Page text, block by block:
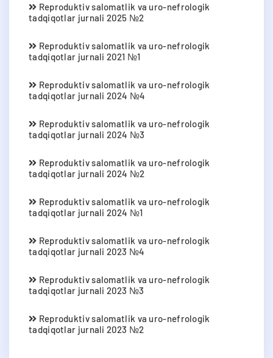
Reproduktiv salomatlik va uro-nefrologik
tadqiqotlar jurnali 2025 №2
Reproduktiv salomatlik va uro-nefrologik
tadqiqotlar jurnali 2021 №1
Reproduktiv salomatlik va uro-nefrologik
tadqiqotlar jurnali 2024 №4
Reproduktiv salomatlik va uro-nefrologik
tadqiqotlar jurnali 2024 №3
Reproduktiv salomatlik va uro-nefrologik
tadqiqotlar jurnali 2024 №2
Reproduktiv salomatlik va uro-nefrologik
tadqiqotlar jurnali 2024 №1
Reproduktiv salomatlik va uro-nefrologik
tadqiqotlar jurnali 2023 №4
Reproduktiv salomatlik va uro-nefrologik
tadqiqotlar jurnali 2023 №3
Reproduktiv salomatlik va uro-nefrologik
tadqiqotlar jurnali 2023 №2